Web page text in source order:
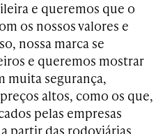
e queremos que o
os nossos valores e
nossa marca se
e queremos mostrar
muita segurança,
altos, como os que,
pelas empresas
partir das rodoviárias